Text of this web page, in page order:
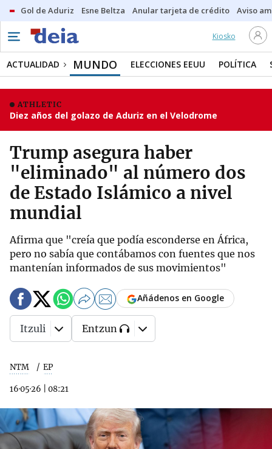
Gol de Aduriz Esne Beltza Anular tarjeta de crédito Aviso
Kiosko
ACTUALIDAD MUNDO ELECCIONES EEUU POLÍTICA
ATHLETIC
Diez años del golazo de Aduriz en el Velodrome
Trump asegura haber
"eliminado" al número dos
de Estado Islámico a nivel
mundial
Afirma que "creía que podía esconderse en África,
pero no sabía que contábamos con fuentes que nos
mantenían informados de sus movimientos"
NTM EP
16·05·26 08:21
Añádenos en Google
Itzuli Entzun